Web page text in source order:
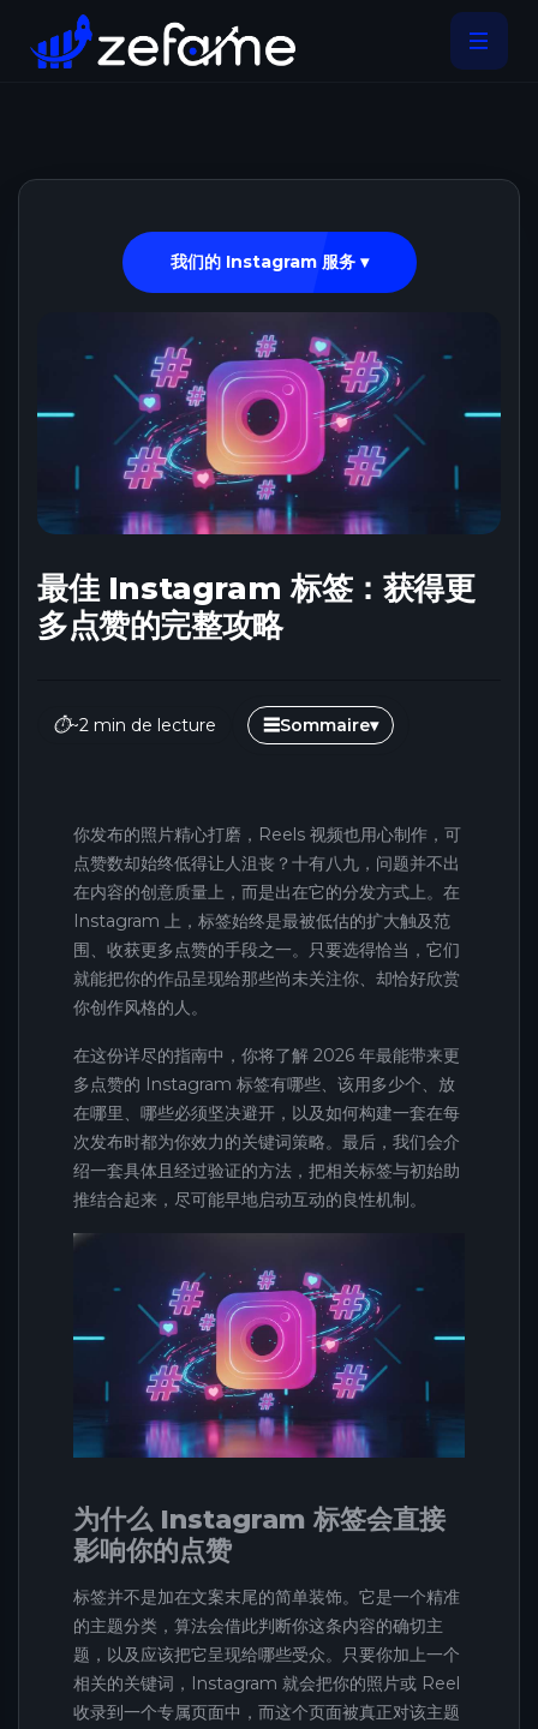
我们的 Instagram 服务 ▾
最佳 Instagram 标签：获得更
多点赞的完整攻略
⏱~2 min de lecture ☰Sommaire▾
你发布的照片精心打磨，Reels 视频也用心制作，可
点赞数却始终低得让人沮丧？十有八九，问题并不出
在内容的创意质量上，而是出在它的分发方式上。在
Instagram 上，标签始终是最被低估的扩大触及范
围、收获更多点赞的手段之一。只要选得恰当，它们
就能把你的作品呈现给那些尚未关注你、却恰好欣赏
你创作风格的人。
在这份详尽的指南中，你将了解 2026 年最能带来更
多点赞的 Instagram 标签有哪些、该用多少个、放
在哪里、哪些必须坚决避开，以及如何构建一套在每
次发布时都为你效力的关键词策略。最后，我们会介
绍一套具体且经过验证的方法，把相关标签与初始助
推结合起来，尽可能早地启动互动的良性机制。
为什么 Instagram 标签会直接
影响你的点赞
标签并不是加在文案末尾的简单装饰。它是一个精准
的主题分类，算法会借此判断你这条内容的确切主
题，以及应该把它呈现给哪些受众。只要你加上一个
相关的关键词，Instagram 就会把你的照片或 Reel
收录到一个专属页面中，而这个页面被真正对该主题